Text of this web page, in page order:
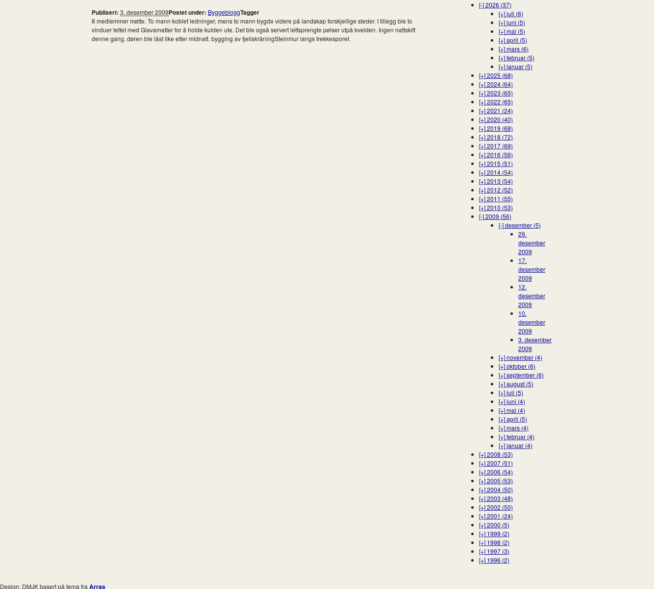
Publisert: 3. desember 2009Postet under: ByggebloggTagger
8 medlemmer møtte. To mann koblet ledninger, mens to mann bygde videre på landskap forskjellige steder. I tillegg ble to
vinduer tettet med Glavamatter for å holde kulden ute. Det ble også servert lettsprengte pølser utpå kvelden. Ingen nattskift
denne gang, døren ble låst like etter midnatt. bygging av fjellskråningSteinmur langs trekkesporet.
[-]2026 (37)
[+]juli (6)
[+]juni (5)
[+]mai (5)
[+]april (5)
[+]mars (6)
[+]februar (5)
[+]januar (5)
[+]2025 (68)
[+]2024 (64)
[+]2023 (65)
[+]2022 (65)
[+]2021 (24)
[+]2020 (40)
[+]2019 (68)
[+]2018 (72)
[+]2017 (69)
[+]2016 (56)
[+]2015 (51)
[+]2014 (54)
[+]2013 (54)
[+]2012 (52)
[+]2011 (55)
[+]2010 (53)
[-]2009 (56)
[-]desember (5)
29.
desember
2009
17.
desember
2009
12.
desember
2009
10.
desember
2009
3. desember
2009
[+]november (4)
[+]oktober (6)
[+]september (6)
[+]august (5)
[+]juli (5)
[+]juni (4)
[+]mai (4)
[+]april (5)
[+]mars (4)
[+]februar (4)
[+]januar (4)
[+]2008 (53)
[+]2007 (51)
[+]2006 (54)
[+]2005 (53)
[+]2004 (50)
[+]2003 (48)
[+]2002 (50)
[+]2001 (24)
[+]2000 (5)
[+] 1999 (2)
[+] 1998 (2)
[+] 1997 (3)
[+] 1996 (2)
Design: DMJK basert på tema fra Arras